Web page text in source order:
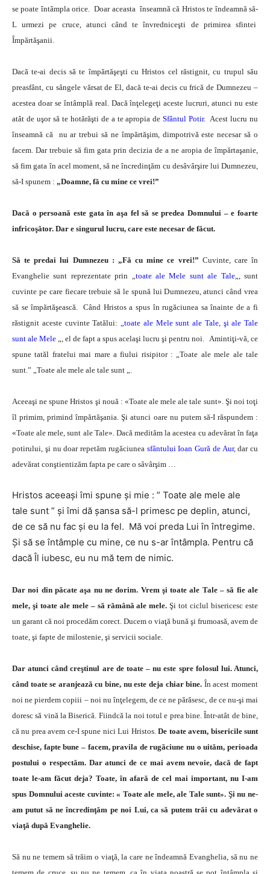
se poate întâmpla orice. Doar aceasta înseamnă că Hristos te îndeamnă să-
L urmezi pe cruce, atunci când te învredniceşti de primirea sfintei
Împărtăşanii.
Dacă te-ai decis să te împărtăşeşti cu Hristos cel răstignit, cu trupul său
preasfânt, cu sângele vărsat de El, dacă te-ai decis cu frică de Dumnezeu –
acestea doar se întâmplă real. Dacă înţelegeţi aceste lucruri, atunci nu este
atât de uşor să te hotărăşti de a te apropia deSfântul Potir. Acest lucru nu
înseamnă că nu ar trebui să ne împărtăşim, dimpotrivă este necesar să o
facem. Dar trebuie să fim gata prin decizia de a ne aropia de împărtaşanie,
să fim gata în acel moment, să ne încredinţăm cu desâvârşire lui Dumnezeu,
să-I spunem : „Doamne, fă cu mine ce vrei!”
Dacă o persoană este gata în aşa fel să se predea Domnului – e foarte
infricoşător. Dar e singurul lucru, care este necesar de făcut.
Să te predai lui Dumnezeu : „Fă cu mine ce vrei!” Cuvinte, care în
Evanghelie sunt reprezentate prin „toate ale Mele sunt ale Tale„, sunt
cuvinte pe care fiecare trebuie să le spună lui Dumnezeu, atunci când vrea
să se împărtăşească. Când Hristos a spus în rugăciunea sa înainte de a fi
răstignit aceste cuvinte Tatălui: „toate ale Mele sunt ale Tale, şi ale Tale
sunt ale Mele „, el de fapt a spus acelaşi lucru şi pentru noi. Amintiţi-vă, ce
spune tatăl fratelui mai mare a fiului risipitor : „Toate ale mele ale tale
sunt.” „Toate ale mele ale tale sunt „.
Aceeaşi ne spune Hristos şi nouă : «Toate ale mele ale tale sunt». Şi noi toţi
îl primim, primind împărtăşania. Şi atunci oare nu putem să-I răspundem :
«Toate ale mele, sunt ale Tale». Dacă medităm la acestea cu adevărat în faţa
potirului, şi nu doar repetăm rugăciunea sfântului Ioan Gură de Aur, dar cu
adevărat conştientizăm fapta pe care o sâvârşim …
Hristos aceeaşi îmi spune şi mie : ” Toate ale mele ale
tale sunt ” şi îmi dă şansa să-l primesc pe deplin, atunci,
de ce să nu fac şi eu la fel. Mă voi preda Lui în întregime.
Şi să se întâmple cu mine, ce nu s-ar întâmpla. Pentru că
dacă Îl iubesc, eu nu mă tem de nimic.
Dar noi din păcate aşa nu ne dorim. Vrem şi toate ale Tale – să fie ale
mele, şi toate ale mele – să rămână ale mele. Şi tot ciclul bisericesc este
un garant că noi procedăm corect. Ducem o viaţă bună şi frumoasă, avem de
toate, şi fapte de milostenie, şi servicii sociale.
Dar atunci când creştinul are de toate – nu este spre folosul lui. Atunci,
când toate se aranjează cu bine, nu este deja chiar bine. În acest moment
noi ne pierdem copiii – noi nu înţelegem, de ce ne părăsesc, de ce nu-şi mai
doresc să vină la Biserică. Fiindcă la noi totul e prea bine. Într-atât de bine,
că nu prea avem ce-I spune nici Lui Hristos.De toate avem, bisericile sunt
deschise, fapte bune – facem, pravila de rugăciune nu o uităm, perioada
postului o respectăm. Dar atunci de ce mai avem nevoie, dacă de fapt
toate le-am făcut deja? Toate, în afară de cel mai important, nu I-am
spus Domnului aceste cuvinte: « Toate ale mele, ale Tale sunt». Şi nu ne-
am putut să ne încredinţăm pe noi Lui, ca să putem trăi cu adevărat o
viaţă după Evanghelie.
Să nu ne temem să trăim o viaţă, la care ne îndeamnă Evanghelia, să nu ne